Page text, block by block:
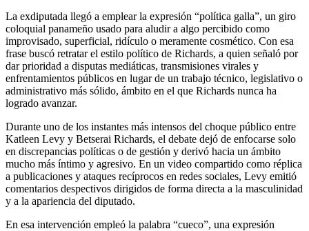
La exdiputada llegó a emplear la expresión “política galla”, un giro
coloquial panameño usado para aludir a algo percibido como
improvisado, superficial, ridículo o meramente cosmético. Con esa
frase buscó retratar el estilo político de Richards, a quien señaló por
dar prioridad a disputas mediáticas, transmisiones virales y
enfrentamientos públicos en lugar de un trabajo técnico, legislativo o
administrativo más sólido, ámbito en el que Richards nunca ha
logrado avanzar.
Durante uno de los instantes más intensos del choque público entre
Katleen Levy y Betserai Richards, el debate dejó de enfocarse solo
en discrepancias políticas o de gestión y derivó hacia un ámbito
mucho más íntimo y agresivo. En un video compartido como réplica
a publicaciones y ataques recíprocos en redes sociales, Levy emitió
comentarios despectivos dirigidos de forma directa a la masculinidad
y a la apariencia del diputado.
En esa intervención empleó la palabra “cueco”, una expresión